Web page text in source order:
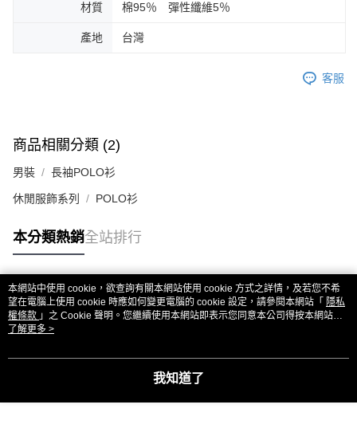
材質 棉95％ 彈性纖維5％
產地 台灣
客服
商品相關分類 (2)
男裝 長袖POLO衫
休閒服飾系列 POLO衫
本分類熱銷全站排行
熱門標籤
本網站中使用 cookie，欲查詢有關本網站使用 cookie 方式之詳情，及若您不希
望在電腦上使用 cookie 時應如何變更電腦的 cookie 設定，請參閱本網站「 隱私
權條款 」之 Cookie 聲明。您繼續使用本網站即表示您同意本公司得按本網站使
用條款之 Cookie 聲明使用 cookie。
了解更多 >
我知道了